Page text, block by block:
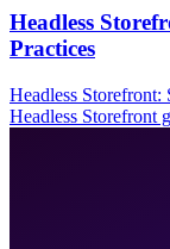
Headless
Practices
Headless
Headless